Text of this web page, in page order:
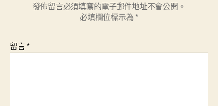
發佈留言必須填寫的電子郵件地址不會公開。
必填欄位標示為 *
留言*